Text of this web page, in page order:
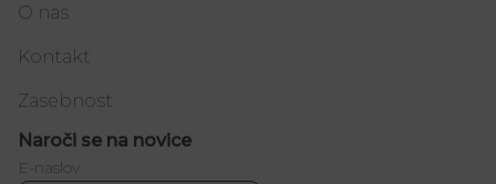
O nas
Kontakt
Zasebnost
Naroči se na novice
E-naslov